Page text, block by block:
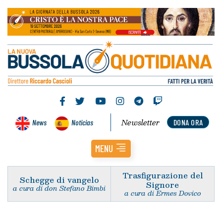
News Noticias DONA ORA
Newsletter
MENU
Schegge di vangelo
a cura di don Stefano Bimbi
Trasfigurazione del
Signore
a cura di Ermes Dovico